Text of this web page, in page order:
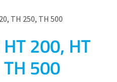
TH 250, TH 500
200, HT
500